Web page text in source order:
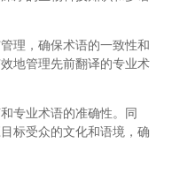
理，确保术语的一致性和
地管理先前翻译的专业术
专业术语的准确性。同
标受众的文化和语境，确